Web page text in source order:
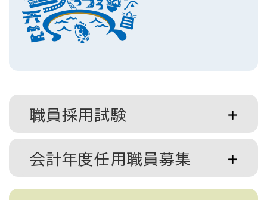
職員採用試験
会計年度任用職員募集